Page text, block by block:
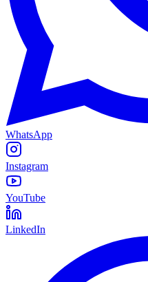
WhatsApp
Instagram
YouTube
LinkedIn